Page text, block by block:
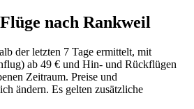
nach Rankweil
der letzten 7 Tage ermittelt, mit
ab 49 € und Hin- und Rückflügen
Zeitraum. Preise und
ändern. Es gelten zusätzliche